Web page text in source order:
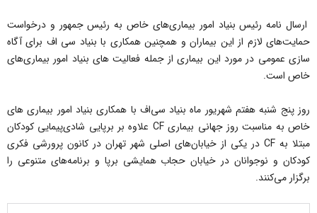
ارسال نامه‌ رئیس بنیاد امور بیماری‌های خاص به رئیس جمهور و درخواست
حمایت‌های لازم از این بیماران و همچنین همکاری با بنیاد سی اف برای آگاه
سازی عمومی در مورد این بیماری از جمله فعالیت های بنیاد امور بیماری‌های
خاص است.
روز پنج شنبه هفتم شهریور ماه بنیاد سی‌اف با همکاری بنیاد امور بیماری های
خاص به مناسبت روز جهانی بیماری CF علاوه بر برپایی شادی‌پیمایی کودکان
مبتلا به CF در یکی از خیابان‌های اصلی شهر تهران در کانون پرورشی فکری
کودکان و نوجوانان در خیابان حجاب همایشی برپا و برنامه‌های متنوعی را
برگزار می‌کنند.